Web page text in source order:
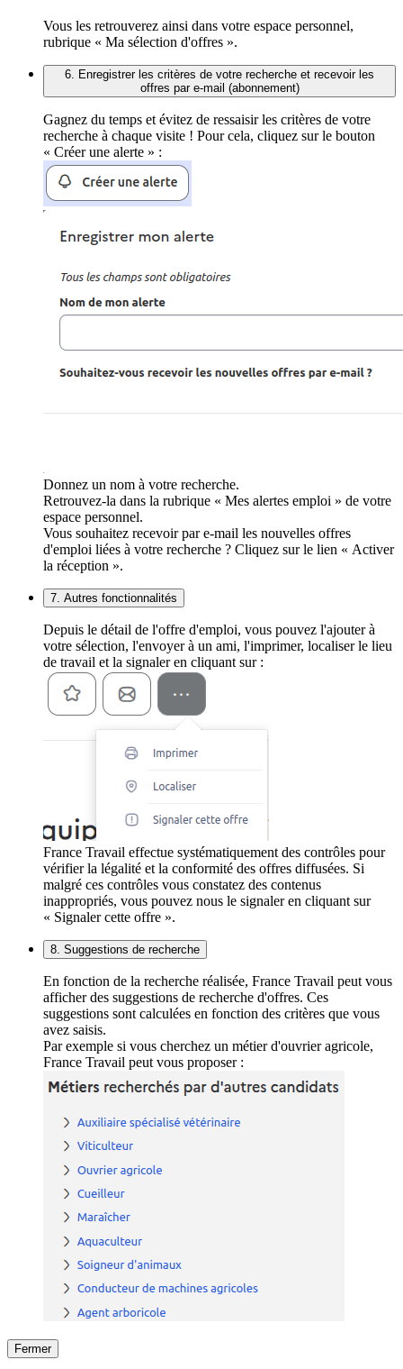
Vous les retrouverez ainsi dans votre espace personnel,
rubrique « Ma sélection d'offres ».
6. Enregistrer les critères de votre recherche et recevoir les
offres par e-mail (abonnement)
Gagnez du temps et évitez de ressaisir les critères de votre
recherche à chaque visite ! Pour cela, cliquez sur le bouton
« Créer une alerte » :
Donnez un nom à votre recherche.
Retrouvez-la dans la rubrique « Mes alertes emploi » de votre
espace personnel.
Vous souhaitez recevoir par e-mail les nouvelles offres
d'emploi liées à votre recherche ? Cliquez sur le lien « Activer
la réception ».
7. Autres fonctionnalités
Depuis le détail de l'offre d'emploi, vous pouvez l'ajouter à
votre sélection, l'envoyer à un ami, l'imprimer, localiser le lieu
de travail et la signaler en cliquant sur :
France Travail effectue systématiquement des contrôles pour
vérifier la légalité et la conformité des offres diffusées. Si
malgré ces contrôles vous constatez des contenus
inappropriés, vous pouvez nous le signaler en cliquant sur
« Signaler cette offre ».
8. Suggestions de recherche
En fonction de la recherche réalisée, France Travail peut vous
afficher des suggestions de recherche d'offres. Ces
suggestions sont calculées en fonction des critères que vous
avez saisis.
Par exemple si vous cherchez un métier d'ouvrier agricole,
France Travail peut vous proposer :
Fermer